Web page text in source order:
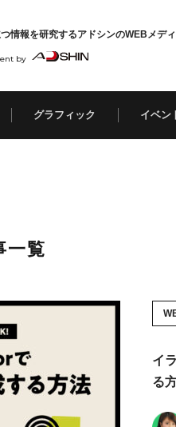
情報を研究するアドシンのWEBメデ
by
グラフィック イベン
一覧
イ
る